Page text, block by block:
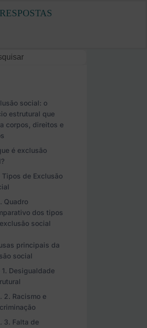
social: o
estrutural que
corpos, direitos e
é exclusão
Tipos de Exclusão
Quadro
dos tipos
social
principais da
social
1. Desigualdade
2. Racismo e
3. Falta de